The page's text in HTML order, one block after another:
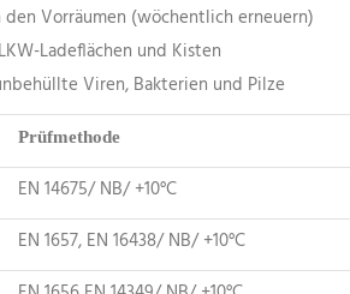
Vorräumen (wöchentlich erneuern)
Ladeflächen und Kisten
Viren, Bakterien und Pilze
Prüfmethode
EN 14675/ NB/ +10°C
EN 1657, EN 16438/ NB/ +10°C